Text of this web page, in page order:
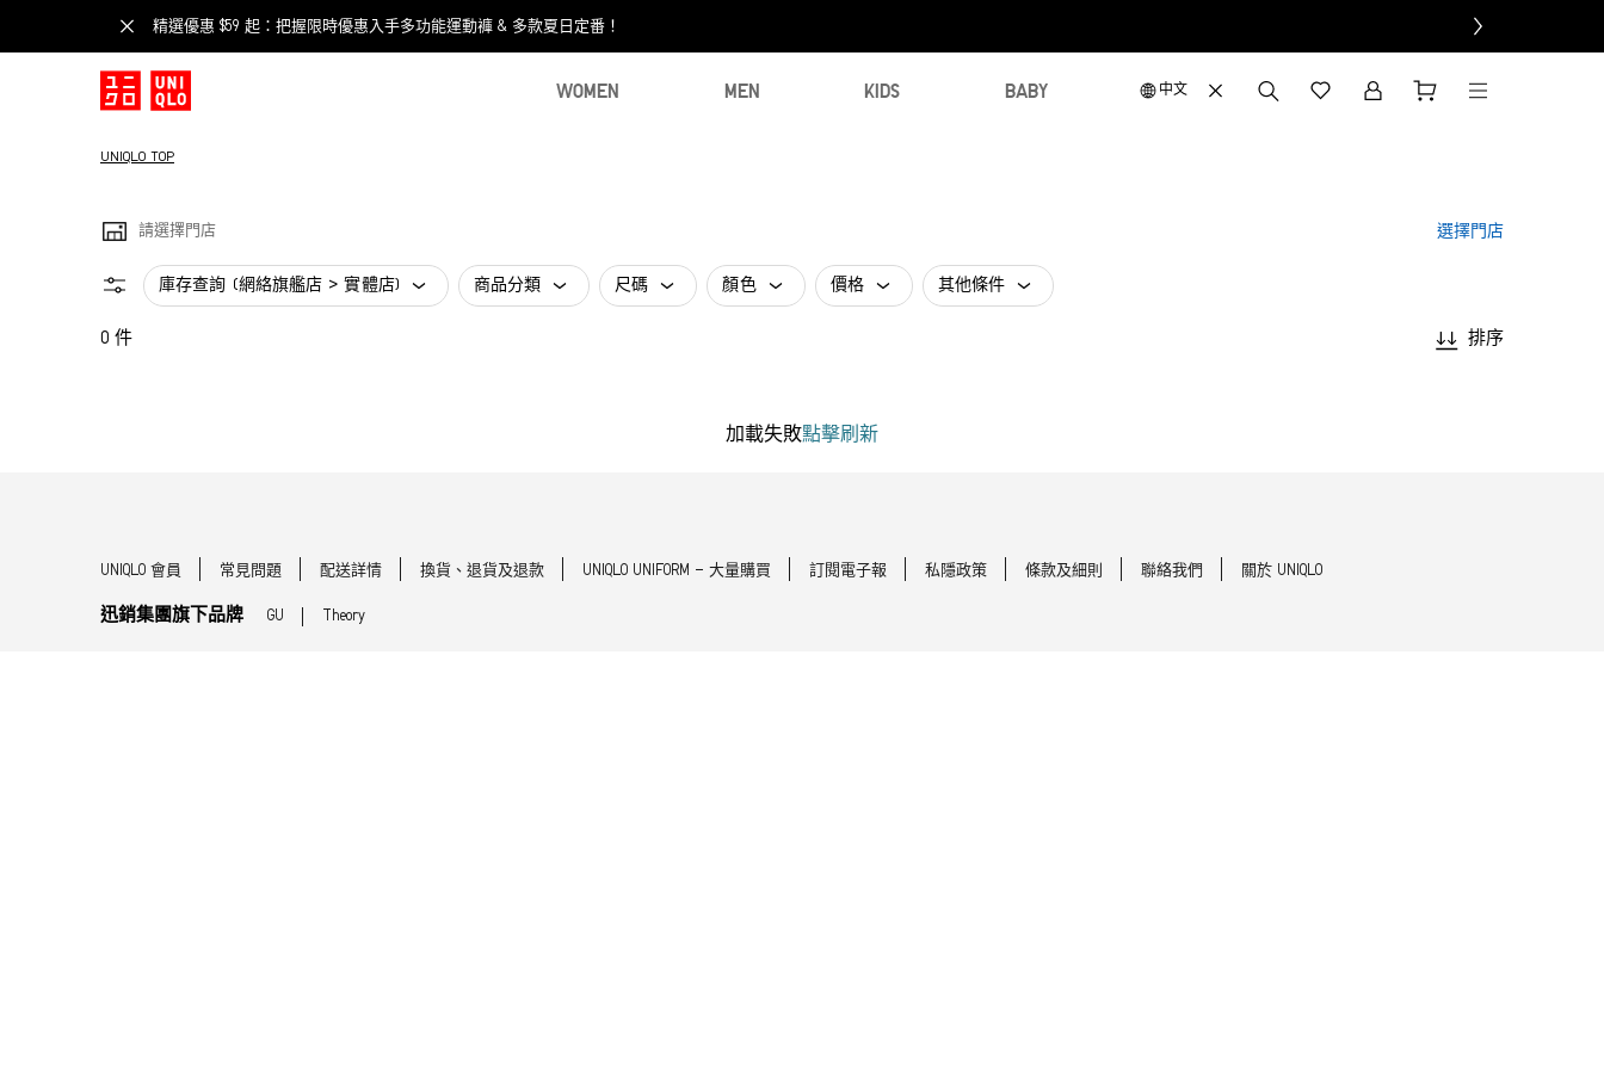
精選優惠 $59 起：把握限時優惠入手多功能運動褲 & 多款夏日定番！​
WOMEN MEN KIDS BABY 中文
UNIQLO TOP
請選擇門店 選擇門店
庫存查詢 (網絡旗艦店 > 實體店) 商品分類 尺碼 顏色 價格 其他條件
0 件 排序
加載失敗點擊刷新
UNIQLO 會員 常見問題 配送詳情 換貨、退貨及退款 UNIQLO UNIFORM - 大量購買 訂閱電子報 私隱政策 條款及細則 聯絡我們 關於 UNIQLO
迅銷集團旗下品牌 GU Theory